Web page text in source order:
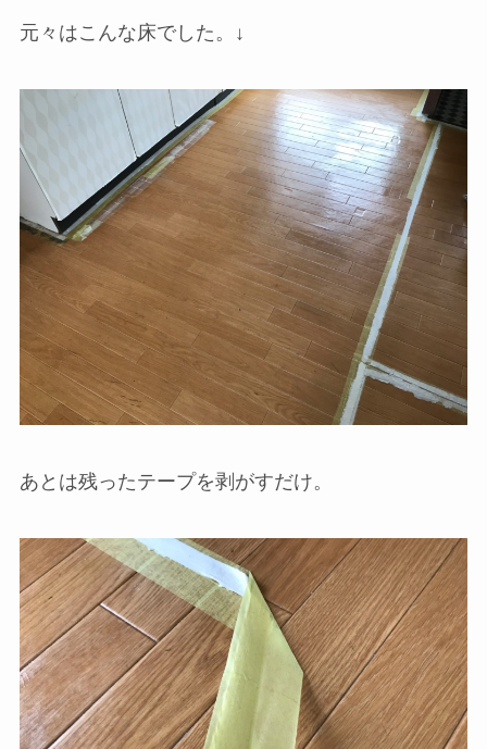
元々はこんな床でした。↓
あとは残ったテープを剥がすだけ。